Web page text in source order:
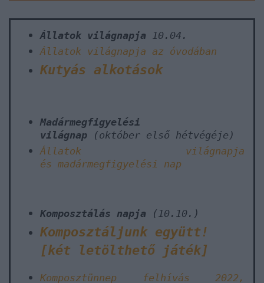
Állatok világnapja 10.04.
Állatok világnapja az óvodában
Kutyás alkotások
Madármegfigyelési
világnap (október első hétvégéje)
Állatok világnapja
és madármegfigyelési nap
Komposztálás napja (10.10.)
Komposztáljunk együtt!
[két letölthető játék]
Komposztünnep felhívás 2022,